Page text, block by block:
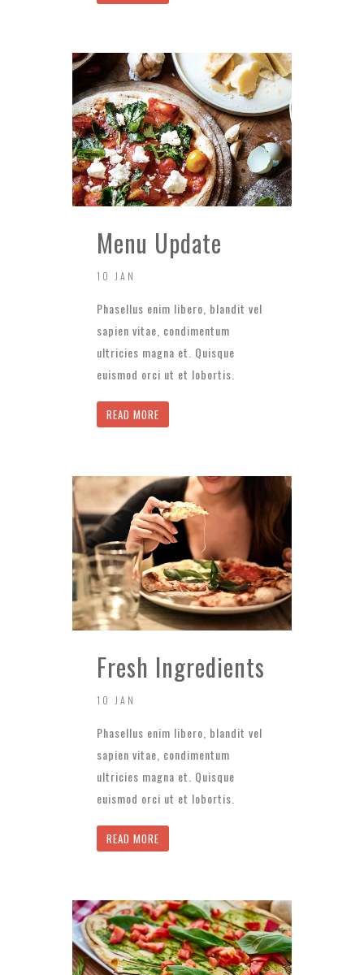
Menu Update
10 JAN
Phasellus enim libero, blandit vel
sapien vitae, condimentum
ultricies magna et. Quisque
euismod orci ut et lobortis.
READ MORE
Fresh Ingredients
10 JAN
Phasellus enim libero, blandit vel
sapien vitae, condimentum
ultricies magna et. Quisque
euismod orci ut et lobortis.
READ MORE